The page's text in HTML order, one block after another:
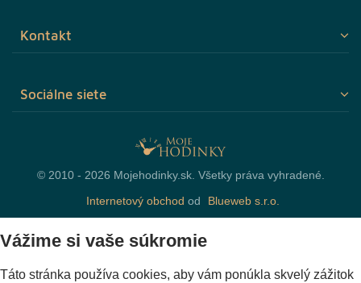
Kontakt
Sociálne siete
© 2010 - 2026 Mojehodinky.sk. Všetky práva vyhradené.
Internetový obchod od Blueweb s.r.o.
Vážime si vaše súkromie
Táto stránka používa cookies, aby vám ponúkla skvelý zážitok